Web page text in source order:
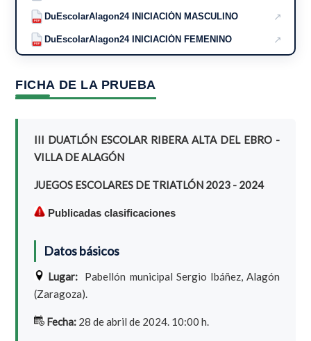
PDF DuEscolarAlagon24 INICIACIÓN MASCULINO ↗
PDF DuEscolarAlagon24 INICIACIÓN FEMENINO ↗
FICHA DE LA PRUEBA
III DUATLÓN ESCOLAR RIBERA ALTA DEL EBRO -
VILLA DE ALAGÓN
JUEGOS ESCOLARES DE TRIATLÓN 2023 - 2024
Publicadas clasificaciones
Datos básicos
Lugar: Pabellón municipal Sergio Ibáñez, Alagón
(Zaragoza).
Fecha:28 de abril de 2024. 10:00 h.